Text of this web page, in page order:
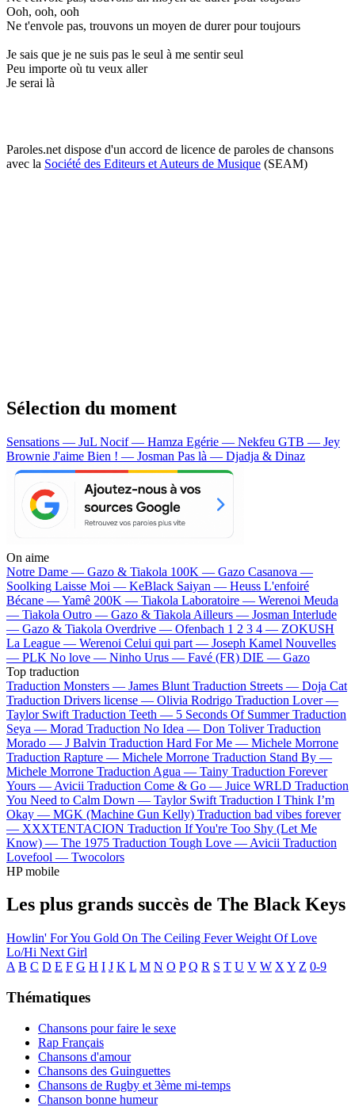
Ooh, ooh, ooh
Ne t'envole pas, trouvons un moyen de durer pour toujours
Je sais que je ne suis pas le seul à me sentir seul
Peu importe où tu veux aller
Je serai là
Paroles.net dispose d'un accord de licence de paroles de chansons
avec la Société des Editeurs et Auteurs de Musique (SEAM)
Sélection du moment
Sensations — JuL Nocif — Hamza Egérie — Nekfeu GTB — Jey
Brownie J'aime Bien ! — Josman Pas là — Djadja & Dinaz
On aime
Notre Dame — Gazo & Tiakola 100K — Gazo Casanova —
Soolking Laisse Moi — KeBlack Saiyan — Heuss L'enfoiré
Bécane —Yamê 200K — Tiakola Laboratoire — Werenoi Meuda
— Tiakola Outro — Gazo & Tiakola Ailleurs — Josman Interlude
— Gazo & Tiakola Overdrive — Ofenbach 1 2 3 4 — ZOKUSH
La League — Werenoi Celui qui part — Joseph Kamel Nouvelles
— PLK No love — Ninho Urus — Favé (FR) DIE — Gazo
Top traduction
Traduction Monsters — James Blunt Traduction Streets — Doja Cat
Traduction Drivers license — Olivia Rodrigo Traduction Lover —
Taylor Swift Traduction Teeth — 5 Seconds Of Summer Traduction
Seya — Morad Traduction No Idea — Don Toliver Traduction
Morado — J Balvin Traduction Hard For Me — Michele Morrone
Traduction Rapture — Michele Morrone Traduction Stand By —
Michele Morrone Traduction Agua — Tainy Traduction Forever
Yours — Avicii Traduction Come & Go — Juice WRLD Traduction
You Need to Calm Down — Taylor Swift Traduction I Think I’m
Okay — MGK (Machine Gun Kelly) Traduction bad vibes forever
— XXXTENTACION Traduction If You're Too Shy (Let Me
Know) — The 1975 Traduction Tough Love — Avicii Traduction
Lovefool — Twocolors
HP mobile
Les plus grands succès de The Black Keys
Howlin' For You Gold On The Ceiling FeverWeight Of Love
Lo/Hi Next Girl
A B C D E F G H I J K L M N O P Q R S T U V W X Y Z 0-9
Thématiques
Chansons pour faire le sexe
Rap Français
Chansons d'amour
Chansons des Guinguettes
Chansons de Rugby et 3ème mi-temps
Chanson bonne humeur